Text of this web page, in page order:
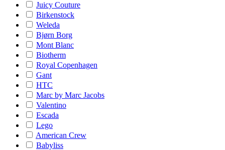
Juicy Couture
Birkenstock
Weleda
Bjørn Borg
Mont Blanc
Biotherm
Royal Copenhagen
Gant
HTC
Marc by Marc Jacobs
Valentino
Escada
Lego
American Crew
Babyliss